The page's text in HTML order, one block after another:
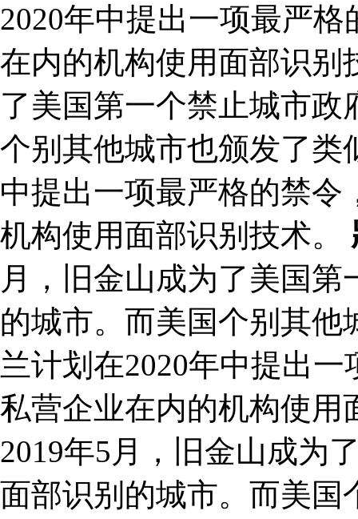
2020年中提出一项最严
在内的机构使用面部识别
了美国第一个禁止城市
个别其他城市也颁发了类
中提出一项最严格的禁
机构使用面部识别技术。
月，旧金山成为了美国
的城市。而美国个别其
兰计划在2020年中提出
私营企业在内的机构使
2019年5月，旧金山成为
面部识别的城市。而美国